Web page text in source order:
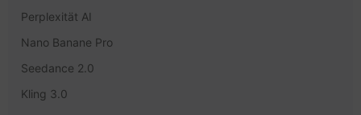
Perplexität AI
Nano Banane Pro
Seedance 2.0
Kling 3.0